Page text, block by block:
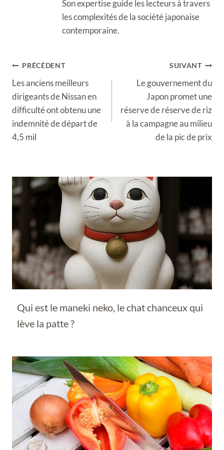
Son expertise guide les lecteurs à travers
les complexités de la société japonaise
contemporaine.
Navigation
de
l’article
PRÉCÉDENT
Les anciens meilleurs
dirigeants de Nissan en
difficulté ont obtenu une
indemnité de départ de
4,5 mil
SUIVANT
Le gouvernement du
Japon promet une
réserve de réserve de riz
à la campagne au milieu
de la pic de prix
Qui est le maneki neko, le chat chanceux qui
lève la patte ?